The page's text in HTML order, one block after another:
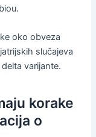
oko obveza
slučajeva
varijante.
korake
o